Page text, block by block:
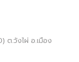
ต.วังไผ่ อ.เมือง